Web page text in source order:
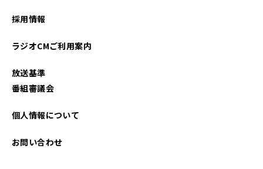
採用情報
ラジオCMご利用案内
放送基準
番組審議会
個人情報について
お問い合わせ